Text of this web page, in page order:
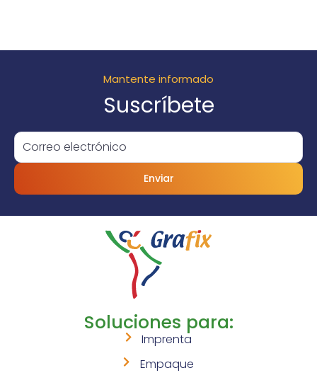
Mantente informado
Suscríbete
Enviar
Soluciones para:
Imprenta
Empaque